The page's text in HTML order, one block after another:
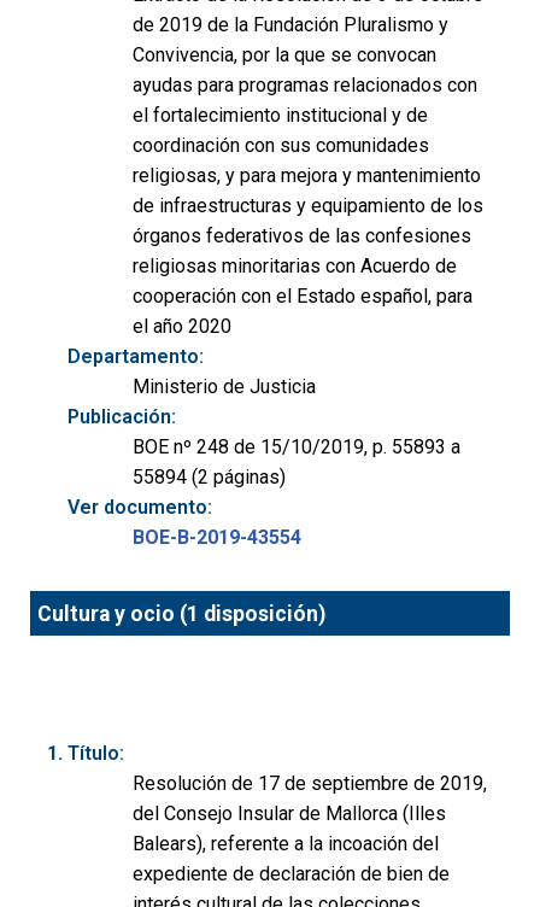
de 2019 de la Fundación Pluralismo y
Convivencia, por la que se convocan
ayudas para programas relacionados con
el fortalecimiento institucional y de
coordinación con sus comunidades
religiosas, y para mejora y mantenimiento
de infraestructuras y equipamiento de los
órganos federativos de las confesiones
religiosas minoritarias con Acuerdo de
cooperación con el Estado español, para
el año 2020
Departamento:
Ministerio de Justicia
Publicación:
BOE nº 248 de 15/10/2019, p. 55893 a
55894 (2 páginas)
Ver documento:
BOE-B-2019-43554
Cultura y ocio (1 disposición)
Título:
Resolución de 17 de septiembre de 2019,
del Consejo Insular de Mallorca (Illes
Balears), referente a la incoación del
expediente de declaración de bien de